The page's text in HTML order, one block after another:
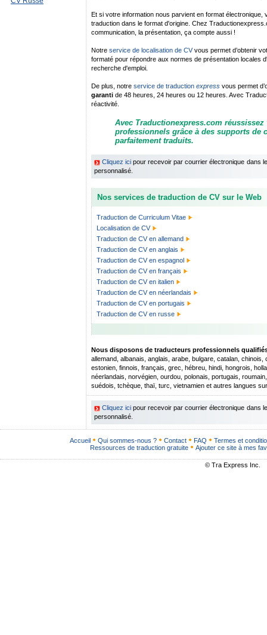
Et si votre information nous parvient en format
traduction dans le format d'origine. Chez
communication, la présentation, ça compte aussi !
Notre service de localisation de CVvous permet d’obtenir
formaté pour répondre aux normes de présentation locales
recherche d'emploi.
De plus, notre service de traduction express vous permet
garanti de 48 heures, 24 heures ou 12 heures. Avec
réactivité.
Avec Traductionexpress.com
professionnels grâce à des supports de
parfaitement traduits.
Cliquez ici pour recevoir par courrier électronique dans
personnalisé.
Nos services de traduction de CV sur le Web
Traduction de Curriculum Vitae
Localisation de CV
Traduction de CV en allemand
Traduction de CV en anglais
Traduction de CV en espagnol
Traduction de CV en français
Traduction de CV en italien
Traduction de CV en néerlandais
Traduction de CV en portugais
Traduction de CV en russe
Nous disposons de traducteurs professionnels
allemand, albanais, anglais, arabe, bulgare, catalan,
estonien, finnois, français, grec, hébreu, hindi, hongrois,
néerlandais, norvégien, ourdou, polonais, portugais,
suédois, tchèque, thaï, turc, vietnamien et autres langues
Cliquez ici pour recevoir par courrier électronique dans
personnalisé.
Accueil Qui sommes-nous ? Contact FAQ
Termes et
Ressources de traduction gratuite
Ajouter ce site à mes
© Tra Express Inc.